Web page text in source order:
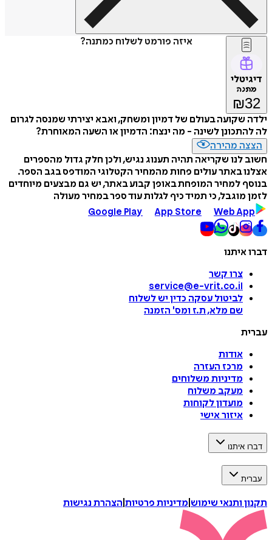
איזה פורמט לשלוח כמתנה?
דיגיטלי
מתנה
₪32
ילדה שקועה בעולם של דמיון ומשחק, ואבא יצירתי שמנסה לגרום
לה להתכונן לשינה - מה ינצח: הדמיון או השעה המאוחרת?
הצצה מהירה
חשוב לנו שקריאה תהיה תענוג נגיש, ולכן חלק גדול מהספרים
אצלנו באתר עולים פחות מהמחיר הקטלוגי המודפס בגב הספר.
בנוסף למחיר המופחת באופן קבוע באתר, יש גם מבצעים מיוחדים
לזמן מוגבל, כי תמיד כיף לגלות עוד ספר במחיר מעולה
Google Play
App Store Web App
דברו איתנו
צרו קשר
service@e-vrit.co.il
לביטול עסקה כדין יש לשלוח
שם מלא, ת.ז ומס' הזמנה
עברית
אודות
מרכז העזרה
מדיניות משלוחים
מעקב משלוח
מועדון לקוחות
איזור אישי
דברו איתנו
עברית
תקנון ותנאי שימוש מדיניות פרטיות הצהרת נגישות